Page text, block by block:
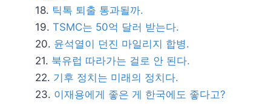
틱톡 퇴출 통과될까.
TSMC는 50억 달러 받는다.
윤석열이 던진 마일리지 합병.
북유럽 따라가는 걸로 안 된다.
기후 정치는 미래의 정치다.
이재용에게 좋은 게 한국에도 좋다고?